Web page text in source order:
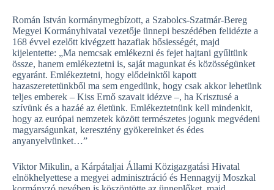
Román István kormánymegbízott, a Szabolcs-Szatmár-Bereg
Megyei Kormányhivatal vezetője ünnepi beszédében felidézte a
168 évvel ezelőtt kivégzett hazafiak hősiességét, majd
kijelentette: „Ma nemcsak emlékezni és fejet hajtani gyűltünk
össze, hanem emlékeztetni is, saját magunkat és közösségünket
egyaránt. Emlékeztetni, hogy elődeinktől kapott
hazaszeretetünkből ma sem engedünk, hogy csak akkor lehetünk
teljes emberek – Kiss Ernő szavait idézve –, ha Krisztusé a
szívünk és a hazáé az életünk. Emlékeztetnünk kell mindenkit,
hogy az európai nemzetek között természetes jogunk megvédeni
magyarságunkat, keresztény gyökereinket és édes
anyanyelvünket…”
Viktor Mikulin, a Kárpátaljai Állami Közigazgatási Hivatal
elnökhelyettese a megyei adminisztráció és Hennagyij Moszkal